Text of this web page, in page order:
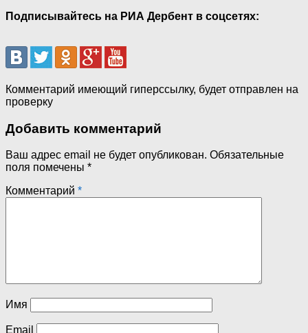
Подписывайтесь на РИА Дербент в соцсетях:
Комментарий имеющий гиперссылку, будет отправлен на
проверку
Добавить комментарий
Ваш адрес email не будет опубликован. Обязательные
поля помечены *
Комментарий *
Имя
Email